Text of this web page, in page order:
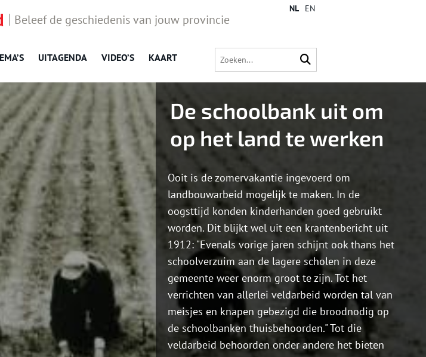
Beleef de geschiedenis van jouw provincie
UITAGENDA VIDEO’S KAART
NL EN
De schoolbank uit om
op het land te werken
Ooit is de zomervakantie ingevoerd om
landbouwarbeid mogelijk te maken. In de
oogsttijd konden kinderhanden goed gebruikt
worden. Dit blijkt wel uit een krantenbericht uit
1912: "Evenals vorige jaren schijnt ook thans het
schoolverzuim aan de lagere scholen in deze
gemeente weer enorm groot te zijn. Tot het
verrichten van allerlei veldarbeid worden tal van
meisjes en knapen gebezigd die broodnodig op
de schoolbanken thuisbehoorden." Tot die
veldarbeid behoorden onder andere het bieten